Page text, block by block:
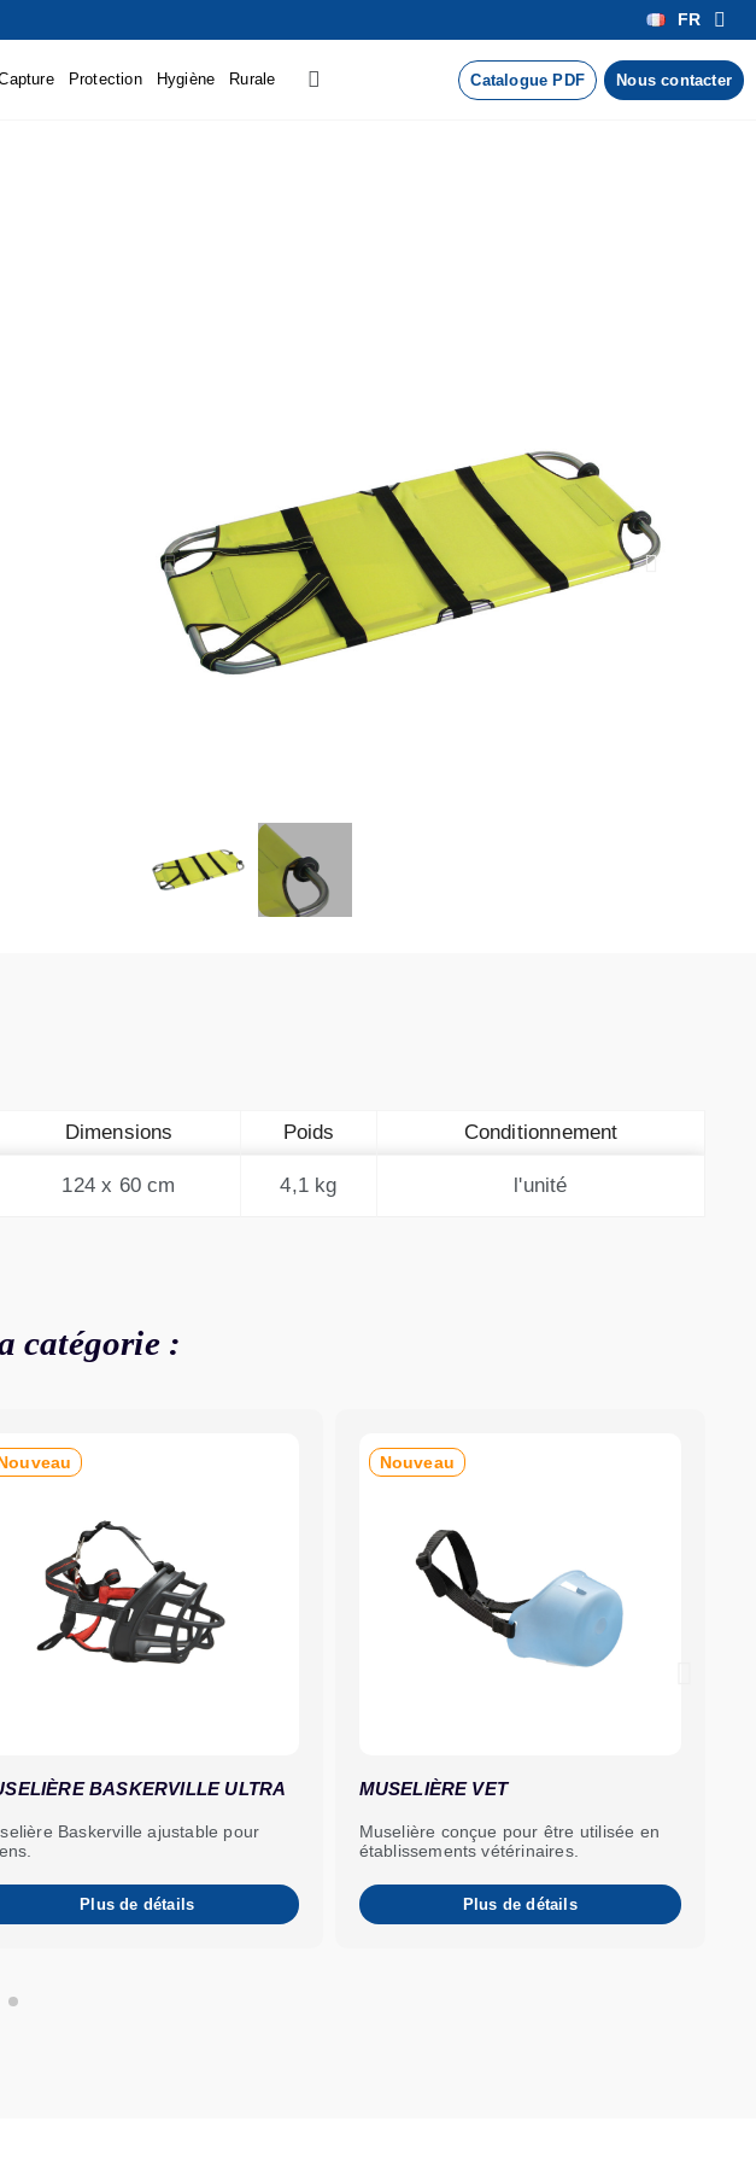
FR
Protection Hygiène Rurale Catalogue PDF Nous contacter
Dimensions Poids Conditionnement
124 x 60 cm 4,1 kg l'unité
catégorie :
BASKERVILLE ULTRA
Baskerville ajustable pour
Plus de détails
Nouveau
MUSELIÈRE VET
Muselière conçue pour être utilisée en
établissements vétérinaires.
Plus de détails